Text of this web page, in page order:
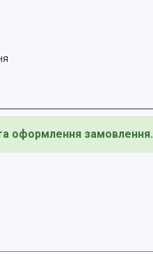
оформлення замовлення.